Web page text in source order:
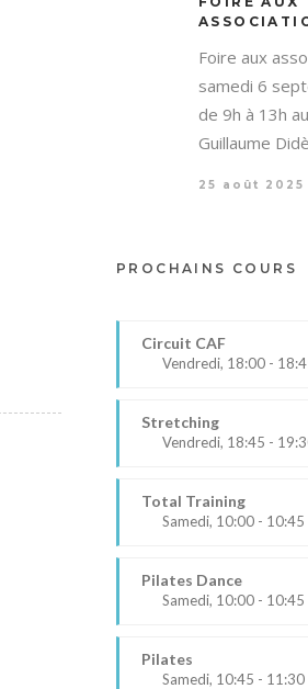
Foire aux
samedi 6
de 9h à 13h
Guillaume
25 août 2025
PROCHAINS COURS
Circuit CAF
Vendredi, 18:00 -
Gymnase
Stretching
Vendredi, 18:45 -
Gymnase
Total Training
Samedi, 10:00 - 10:45
Gymnase
Pilates Dance
Samedi, 10:00 - 10:45
Fuxa
Pilates
Samedi, 10:45 - 11:30